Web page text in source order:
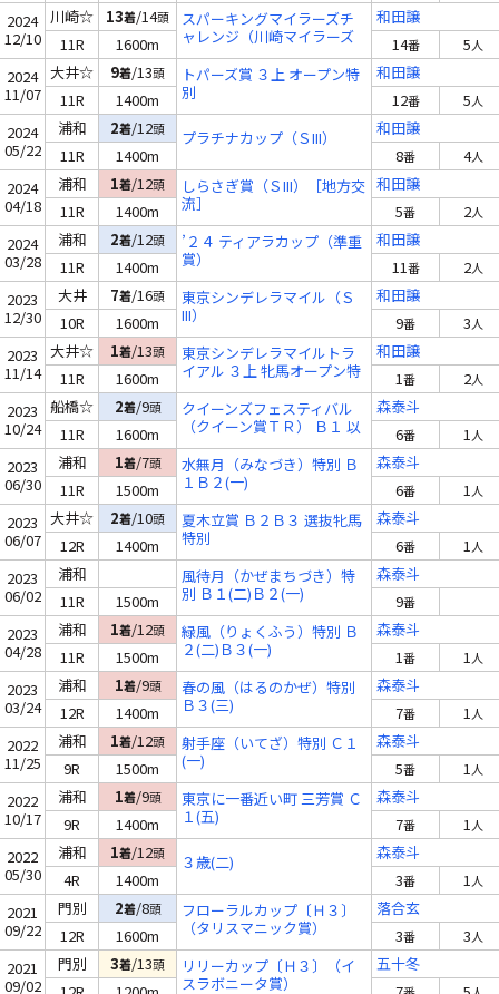
2024
12/10
川崎☆ 13着/14頭
スパーキングマイラーズチ
ャレンジ（川崎マイラーズ
ＴＲ）
和田譲
11R
1600m 14番 5人
2024
11/07
大井☆ 9着/13頭
トパーズ賞 ３上 オープン特
別
和田譲
11R
1400m 12番 5人
2024
05/22
浦和 2着/12頭 プラチナカップ（ＳIII）
和田譲
11R
1400m 8番 4人
2024
04/18
浦和 1着/12頭
しらさぎ賞（ＳIII）［地方交
流］
和田譲
11R
1400m 5番 2人
2024
03/28
浦和 2着/12頭
’２４ ティアラカップ（準重
賞）
和田譲
11R
1400m 11番 2人
2023
12/30
大井 7着/16頭
東京シンデレラマイル（Ｓ
III）
和田譲
10R
1600m 9番 3人
2023
11/14
大井☆ 1着/13頭
東京シンデレラマイルトラ
イアル ３上 牝馬オープン特
別
和田譲
11R
1600m 1番 2人
2023
10/24
船橋☆ 2着/9頭
クイーンズフェスティバル
（クイーン賞ＴＲ） Ｂ１ 以
下選抜牝馬
森泰斗
11R
1600m 6番 1人
2023
06/30
浦和 1着/7頭
水無月（みなづき）特別 Ｂ
１Ｂ２(一)
森泰斗
11R
1500m 6番 1人
2023
06/07
大井☆ 2着/10頭
夏木立賞 Ｂ２Ｂ３ 選抜牝馬
特別
森泰斗
12R
1400m 6番 1人
2023
06/02
浦和
風待月（かぜまちづき）特
別 Ｂ１(二)Ｂ２(一)
森泰斗
11R
1500m 9番
2023
04/28
浦和 1着/12頭
緑風（りょくふう）特別 Ｂ
２(二)Ｂ３(一)
森泰斗
11R
1500m 1番 1人
2023
03/24
浦和 1着/9頭
春の風（はるのかぜ）特別
Ｂ３(三)
森泰斗
12R
1400m 7番 1人
2022
11/25
浦和 1着/12頭
射手座（いてざ）特別 Ｃ１
(一)
森泰斗
9R
1500m 5番 1人
2022
10/17
浦和 1着/9頭
東京に一番近い町 三芳賞 Ｃ
１(五)
森泰斗
9R
1400m 7番 1人
2022
05/30
浦和 1着/12頭 ３歳(二)
森泰斗
4R
1400m 3番 1人
2021
09/22
門別 2着/8頭
フローラルカップ〔Ｈ３〕
（タリスマニック賞）
落合玄
12R
1600m 3番 3人
2021
09/02
門別 3着/13頭
リリーカップ〔Ｈ３〕（イ
スラボニータ賞）
五十冬